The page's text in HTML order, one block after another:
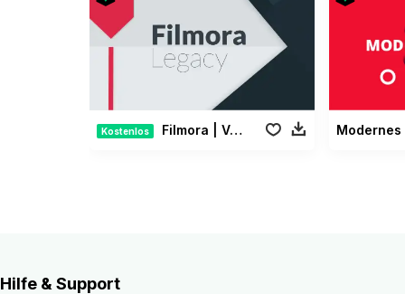
Kostenlos Filmora | Vermächtnis Paket
Hilfe & Support